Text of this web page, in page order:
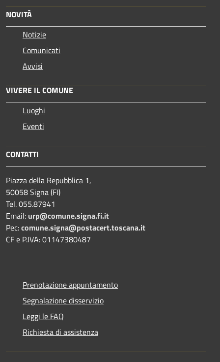
NOVITÀ
Notizie
Comunicati
Avvisi
VIVERE IL COMUNE
Luoghi
Eventi
CONTATTI
Piazza della Repubblica 1,
50058 Signa (FI)
Tel. 055.87941
Email: urp@comune.signa.fi.it
Pec:comune.signa@postacert.toscana.it
CF e P.IVA: 01147380487
Prenotazione appuntamento
Segnalazione disservizio
Leggi le FAQ
Richiesta di assistenza